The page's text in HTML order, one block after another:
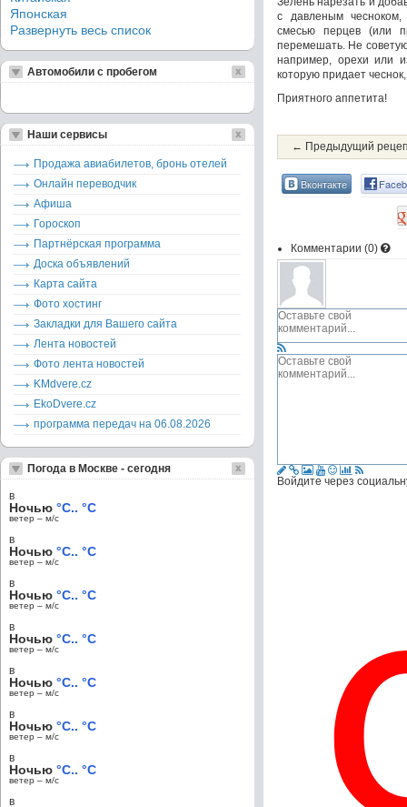
с давленым чесноком,
смесью перцев (или
перемешать. Не
например, орехи или
которую придает
Приятного аппетита!
← Предыдущий
Вконтакте
Комментарии (0)
Войдите через
Японская
Развернуть весь список
Автомобили с пробегом
Наши сервисы
Продажа авиабилетов, бронь отелей
Онлайн переводчик
Афиша
Гороскоп
Партнёрская программа
Доска объявлений
Карта сайта
Фото хостинг
Закладки для Вашего сайта
Лента новостей
Фото лента новостей
KMdvere.cz
EkoDvere.cz
программа передач на 06.08.2026
Погода в Москве - сегодня
в
Ночью °C.. °C
ветер – м/c
в
Ночью °C.. °C
ветер – м/c
в
Ночью °C.. °C
ветер – м/c
в
Ночью °C.. °C
ветер – м/c
в
Ночью °C.. °C
ветер – м/c
в
Ночью °C.. °C
ветер – м/c
в
Ночью °C.. °C
ветер – м/c
в